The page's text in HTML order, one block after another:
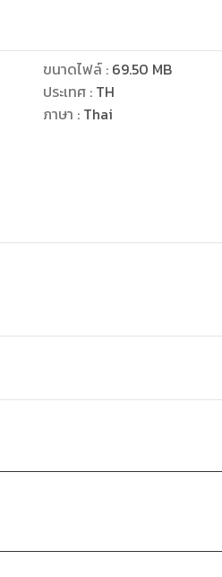
ขนาดไฟล์: 69.50 MB
ประเทศ : TH
ภาษา : Thai